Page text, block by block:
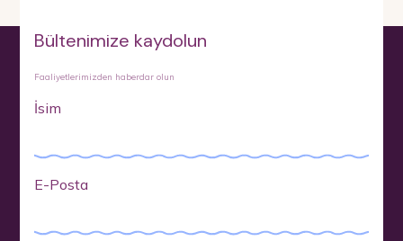
Bültenimize kaydolun
Faaliyetlerimizden haberdar olun
İsim
E-Posta